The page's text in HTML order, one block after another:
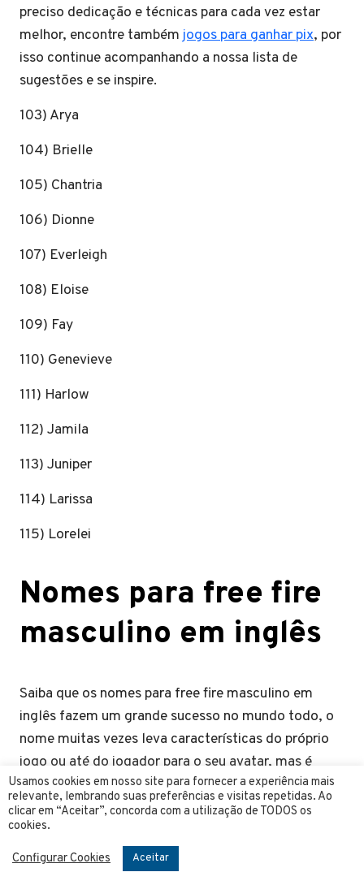
preciso dedicação e técnicas para cada vez estar
melhor, encontre também jogos para ganhar pix, por
isso continue acompanhando a nossa lista de
sugestões e se inspire.
103) Arya
104) Brielle
105) Chantria
106) Dionne
107) Everleigh
108) Eloise
109) Fay
110) Genevieve
111) Harlow
112) Jamila
113) Juniper
114) Larissa
115) Lorelei
Nomes para free fire
masculino em inglês
Saiba que os nomes para free fire masculino em
inglês fazem um grande sucesso no mundo todo, o
nome muitas vezes leva características do próprio
jogo ou até do jogador para o seu avatar, mas é
necessário que o nome seja diferente mesmo sendo
em inglês para ter o seu diferencial.
Tenha nomes fáceis mesmo em inglês para que
diversas pessoas possam identificar o seu avatar e
Usamos cookies em nosso site para fornecer a experiência mais
relevante, lembrando suas preferências e visitas repetidas. Ao
clicar em “Aceitar”, concorda com a utilização de TODOS os
cookies.
Configurar Cookies Aceitar